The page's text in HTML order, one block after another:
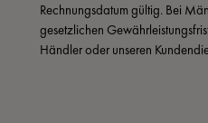
Rechnungsdatum gültig. Bei
gesetzlichen
Händler oder unseren